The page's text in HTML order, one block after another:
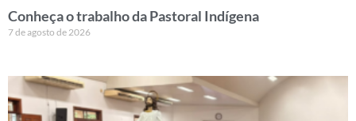
Conheça o trabalho da Pastoral Indígena
7 de agosto de 2026